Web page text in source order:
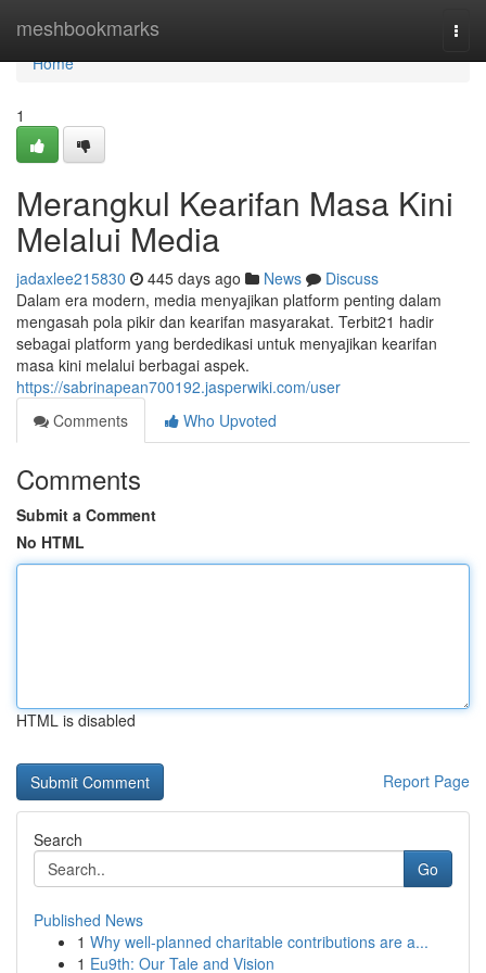
meshbookmarks
Home
Home
1
Merangkul Kearifan Masa Kini
Melalui Media
jadaxlee215830 445 days ago News
Discuss
Dalam era modern, media menyajikan platform penting dalam
mengasah pola pikir dan kearifan masyarakat. Terbit21 hadir
sebagai platform yang berdedikasi untuk menyajikan kearifan
masa kini melalui berbagai aspek.
https://sabrinapean700192.jasperwiki.com/user
Comments
Who Upvoted
Comments
Submit a Comment
No HTML
HTML is disabled
Report Page
Search
Go
Published News
1 Why well-planned charitable contributions are a...
1 Eu9th: Our Tale and Vision